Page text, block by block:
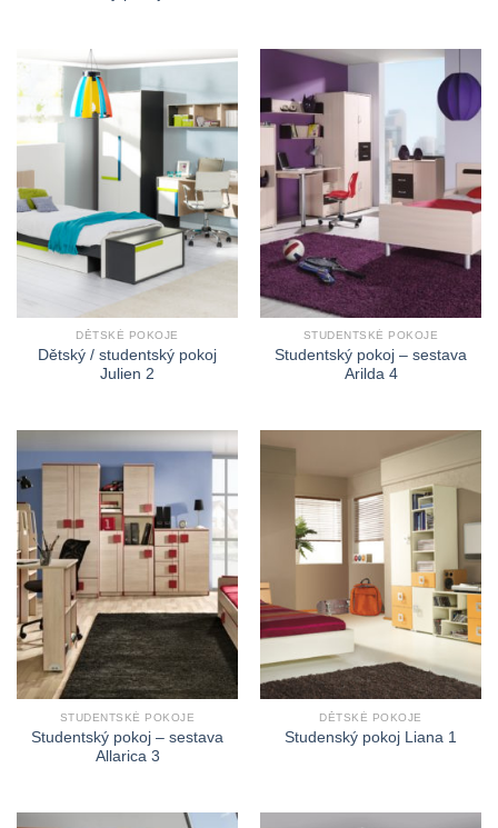
DĚTSKÉ POKOJE
Dětský / studentský pokoj
Julien 2
STUDENTSKÉ POKOJE
Studentský pokoj – sestava
Arilda 4
STUDENTSKÉ POKOJE
Studentský pokoj – sestava
Allarica 3
DĚTSKÉ POKOJE
Studenský pokoj Liana 1